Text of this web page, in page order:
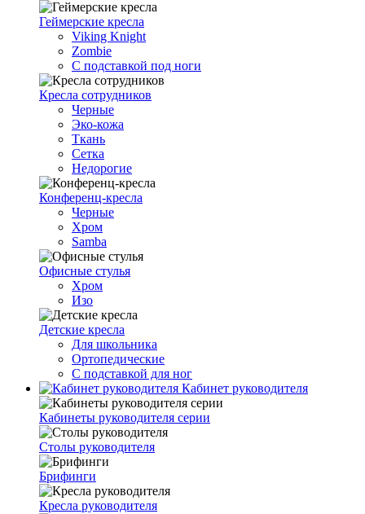
Геймерские кресла
Viking Knight
Zombie
С подставкой под ноги
Кресла сотрудников
Черные
Эко-кожа
Ткань
Сетка
Недорогие
Конференц-кресла
Черные
Хром
Samba
Офисные стулья
Хром
Изо
Детские кресла
Для школьника
Ортопедические
С подставкой для ног
Кабинет руководителя
Кабинеты руководителя серии
Столы руководителя
Брифинги
Кресла руководителя